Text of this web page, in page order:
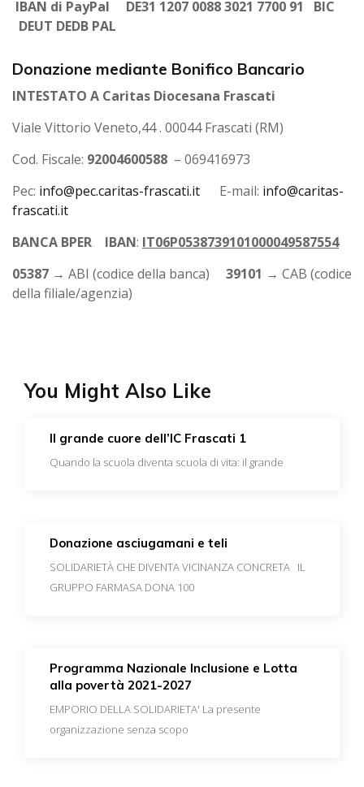
IBAN di PayPal DE31 1207 0088 3021 7700 91 BIC
DEUT DEDB PAL
Donazione mediante Bonifico Bancario
INTESTATO A Caritas Diocesana Frascati
Viale Vittorio Veneto,44 . 00044 Frascati (RM)
Cod. Fiscale: 92004600588 – 069416973
Pec: info@pec.caritas-frascati.it E-mail: info@caritas-
frascati.it
BANCA BPER IBAN: IT06P0538739101000049587554
05387 → ABI (codice della banca) 39101 → CAB (codice
della filiale/agenzia)
You Might Also Like
Il grande cuore dell’IC Frascati 1
Quando la scuola diventa scuola di vita: il grande
Donazione asciugamani e teli
SOLIDARIETÀ CHE DIVENTA VICINANZA CONCRETA IL
GRUPPO FARMASA DONA 100
Programma Nazionale Inclusione e Lotta
alla povertà 2021-2027
EMPORIO DELLA SOLIDARIETA' La presente
organizzazione senza scopo